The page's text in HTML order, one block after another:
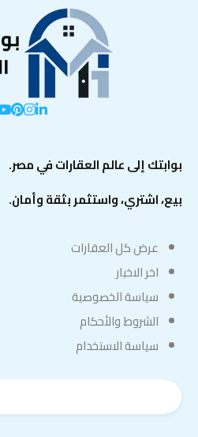
بوابتك إلى عالم العقارات في مصر.
بيع، اشتري، واستثمر بثقة وأمان.
عرض كل العقارات
اخر الاخبار
سياسة الخصوصية
الشروط والأحكام
سياسة الاستخدام